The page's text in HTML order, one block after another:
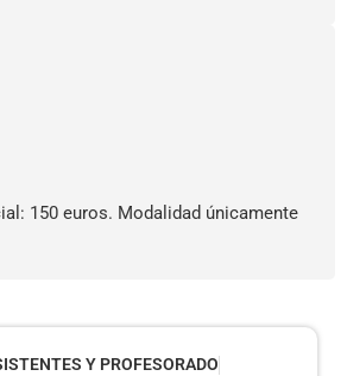
150 euros. Modalidad únicamente
Y PROFESORADO